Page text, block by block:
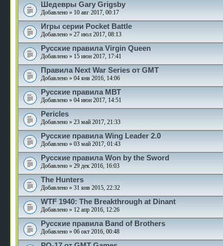
Шедевры Gary Grigsby
Добавлено » 10 авг 2017, 00:17
Игры серии Pocket Battle
Добавлено » 27 июл 2017, 08:13
Русские правила Virgin Queen
Добавлено » 15 июн 2017, 17:41
Правила Next War Series от GMT
Добавлено » 04 янв 2016, 14:06
Русские правила МВТ
Добавлено » 04 июн 2017, 14:51
Pericles
Добавлено » 23 май 2017, 21:33
Русские правила Wing Leader 2.0
Добавлено » 03 май 2017, 01:43
Русские правила Won by the Sword
Добавлено » 29 дек 2016, 16:03
The Hunters
Добавлено » 31 янв 2015, 22:32
WTF 1940: The Breakthrough at Dinant
Добавлено » 12 апр 2016, 12:26
Русские правила Band of Brothers
Добавлено » 06 окт 2016, 00:48